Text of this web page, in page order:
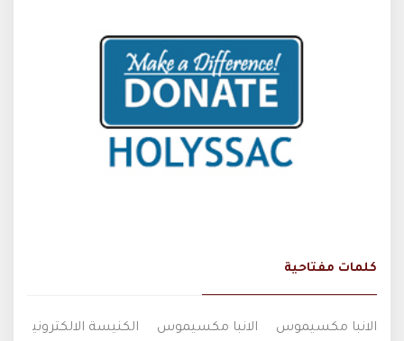
كلمات مفتاحية
الانبا مكسيموس الانبا مكسيموس
الكنيسة الالكتروني